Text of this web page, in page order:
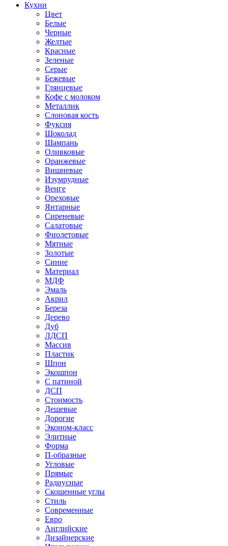
Кухни
Цвет
Белые
Черные
Желтые
Красные
Зеленые
Серые
Бежевые
Глянцевые
Кофе с молоком
Металлик
Слоновая кость
Фуксия
Шоколад
Шампань
Оливковые
Оранжевые
Вишневые
Изумрудные
Венге
Ореховые
Янтарные
Сиреневые
Салатовые
Фиолетовые
Мятные
Золотые
Синие
Материал
МДФ
Эмаль
Акрил
Береза
Дерево
Дуб
ЛДСП
Массив
Пластик
Шпон
Экошпон
С патиной
ДСП
Стоимость
Дешевые
Дорогие
Эконом-класс
Элитные
Форма
П-образные
Угловые
Прямые
Радиусные
Скошенные углы
Стиль
Современные
Евро
Английские
Дизайнерские